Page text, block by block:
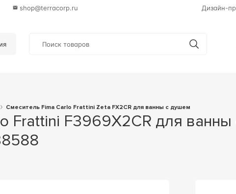
shop@terracorp.ru Дизайн-
Смеситель Fima Carlo Frattini Zeta FX2CR для ванны с душем